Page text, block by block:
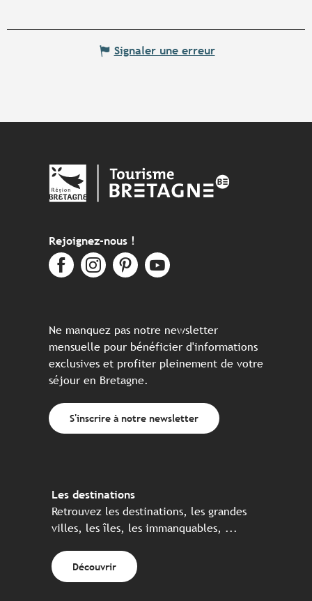
Signaler une erreur
Rejoignez-nous !
Ne manquez pas notre newsletter
mensuelle pour bénéficier d'informations
exclusives et profiter pleinement de votre
séjour en Bretagne.
S'inscrire à notre newsletter
Les destinations
Retrouvez les destinations, les grandes
villes, les îles, les immanquables, ...
Découvrir